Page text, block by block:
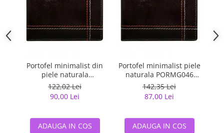
Portofel minimalist din
piele naturala
PORMG047
122,02 Lei
90,00 Lei
ADAUGA IN COS
Portofel minimalist piele
naturala PORMG046
Maron, cu portcard
detasabil
142,35 Lei
87,00 Lei
ADAUGA IN COS